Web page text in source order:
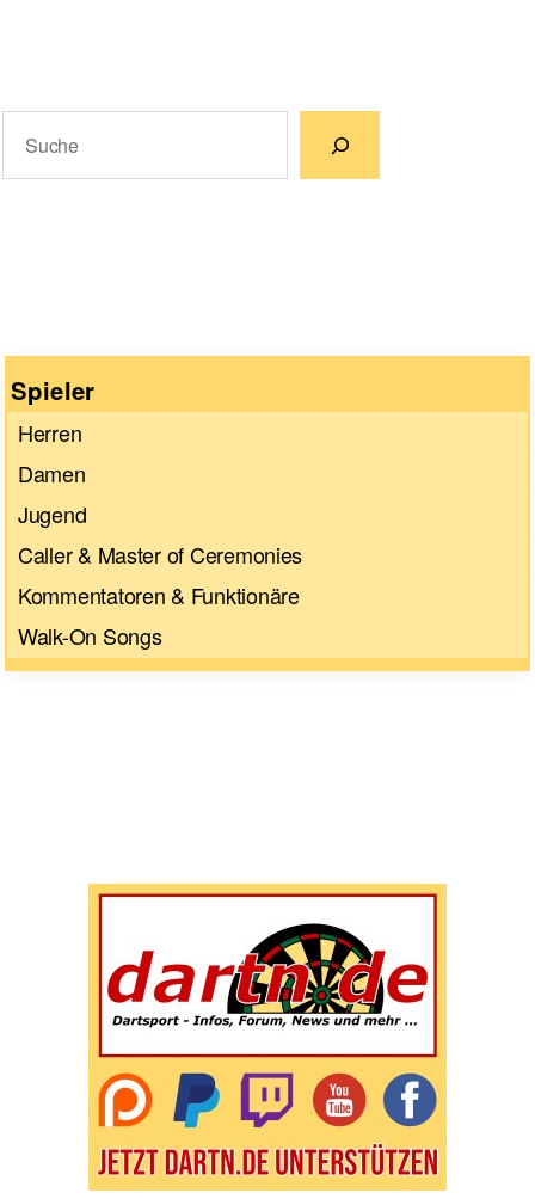
Spieler
Herren
Damen
Jugend
Caller & Master of Ceremonies
Kommentatoren & Funktionäre
Walk-On Songs